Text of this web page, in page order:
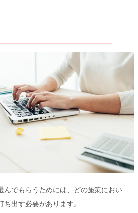
んでもらうためには、どの施策におい
出す必要があります。